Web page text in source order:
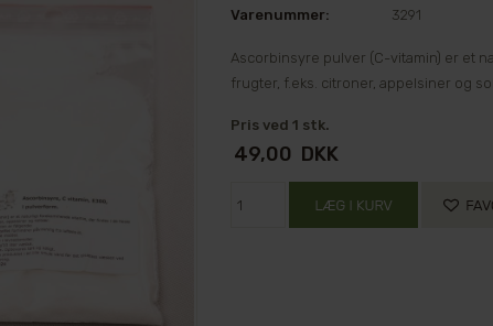
Varenummer: 3291
Ascorbinsyre pulver (C-vitamin) er et
frugter, f.eks. citroner, appelsiner og
Pris ved 1 stk.
49,00 DKK